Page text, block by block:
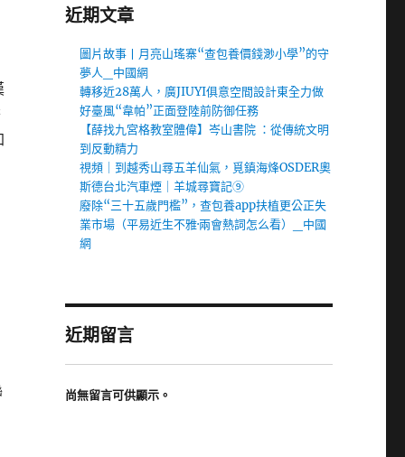
近期文章
圖片故事丨月亮山瑤寨“查包養價錢渺小學”的守
夢人_中國網
轉移近28萬人，廣JIUYI俱意空間設計東全力做
好臺風“韋帕”正面登陸前防御任務
【薛找九宮格教室體偉】岑山書院 ：從傳統文明
到反動精力
視頻｜到越秀山尋五羊仙氣，覓鎮海烽OSDER奧
斯德台北汽車煙｜羊城尋寶記⑨
廢除“三十五歲門檻”，查包養app扶植更公正失
業市場（平易近生不雅·兩會熱詞怎么看）_中國
網
近期留言
尚無留言可供顯示。